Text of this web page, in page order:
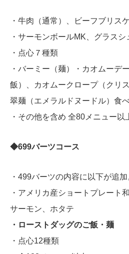
・牛肉（通常）、ビーフブリス
・サーモンボールMK、グラスシ
・点心７種類
・バーミー（麺）・カオムーデ
飯）、カオムークロープ（クリ
翠麺（エメラルドヌードル）食
・その他を含め 全80メニュー以
◆699バーツコース
・499バーツの内容に以下が追加
・アメリカ産ショートプレート
サーモン、ホタテ
・ローストダッグのご飯・麺
・点心12種類